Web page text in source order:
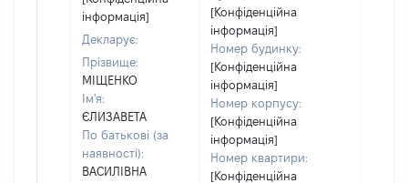
інформація]
Декларує:
Прізвище:
МІЩЕНКО
Ім'я:
ЄЛИЗАВЕТА
По батькові (за
наявності):
ВАСИЛІВНА
[Конфіденційна
інформація]
Номер будинку:
[Конфіденційна
інформація]
Номер корпусу:
[Конфіденційна
інформація]
Номер квартири:
[Конфіденційна